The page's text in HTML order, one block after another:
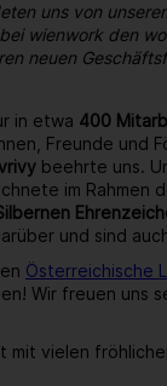
uns von
wienwork den
neuen
in etwa 400
Freunde und
beehrte uns.
im
und sind
Österreichische
Wir freuen uns
mit vielen